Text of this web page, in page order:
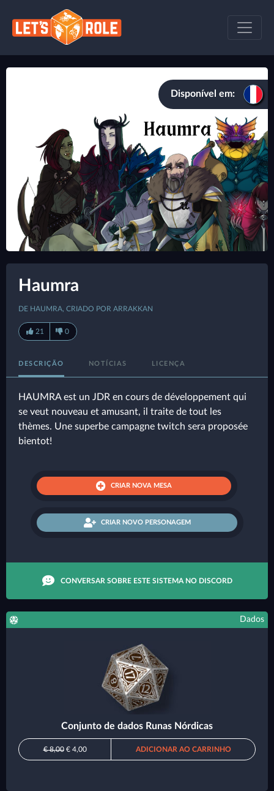
Disponível em:
Haumra
DE HAUMRA, CRIADO POR ARRAKKAN
21 0
DESCRIÇÃO NOTÍCIAS LICENÇA
HAUMRA est un JDR en cours de développement qui
se veut nouveau et amusant, il traite de tout les
thèmes. Une superbe campagne twitch sera proposée
bientot!
CRIAR NOVA MESA
CRIAR NOVO PERSONAGEM
CONVERSAR SOBRE ESTE SISTEMA NO DISCORD
Dados
Conjunto de dados Runas Nórdicas
€ 8,00€ 4,00 ADICIONAR AO CARRINHO